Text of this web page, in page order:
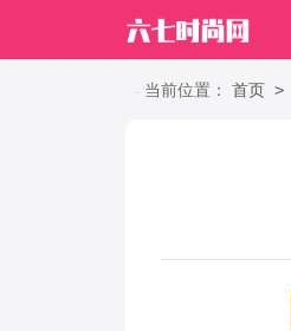
当前位置： 首页 >